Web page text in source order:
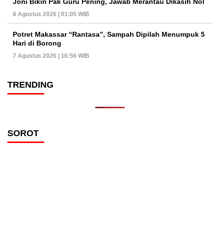
Joni Bikin Pak Guru Pening, Jawab Merantau Dikasih Nol
8 Agustus 2026 | 01:05 WIB
Potret Makassar “Rantasa”, Sampah Dipilah Menumpuk 5
Hari di Borong
7 Agustus 2026 | 16:56 WIB
TRENDING
SOROT